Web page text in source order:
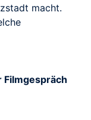
macht.
Filmgespräch